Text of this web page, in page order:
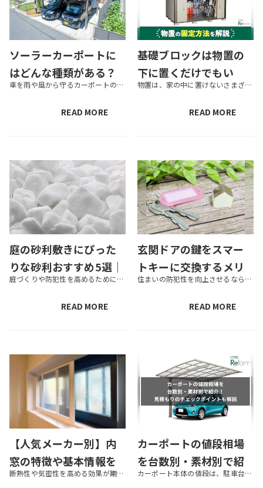
ソーラーカーポートに
はどんな種類がある？
主なメーカーや比較ポ
イントを解説
車を雨や風から守るカーポートの屋根に太陽光パネルを設置して、電力を生み出す設備がソーラーカーポートです。自宅の電気代の削減や余剰電力の売電収入などメリットも多く、注目を集めています。そんなソーラーカーポートには、どのよう...
READ MORE
基礎ブロックは物置の
下に置くだけでもい
い？物置の固定方法を物置は、家の中に置けないさまざまなものを保管するために便利です。物置を設置する際に基礎ブロックが必要なことは知っていても、基礎ブロックを固定するための工事をすべきか迷っている方もいるかもしれません。物置を設置するにはただ...
READ MORE
庭の砂利敷きにぴった
りな砂利おすすめ5選｜
選び方やDIYのやり方も
庭づくりや防犯性を高めるために、庭や駐車場に砂利を敷く方は多くいます。しかし、砂利にはさまざまな種類があるので、どれを選べばいいか迷ってしまう方もいるでしょう。 本記事では、庭や駐車場におすすめの砂利をそれぞれ紹介します...
READ MORE
玄関ドアの鍵をスマー
トキーに交換するメリ
ット！主な種類や選び住まいの防犯性を向上させるなら、玄関ドアの鍵をスマートキーにするのがおすすめです。スマートキーは後付けが可能なので、DIYやリフォームによりスマートキーを導入する人も多くいます。 この記事では、スマートキーのメリットや選...
READ MORE
【人気メーカー別】内
窓の特徴や基本情報を
徹底比較！内窓の選び断熱性や気密性を高める効果が期待できる内窓の設置を検討している方も多いのではないでしょうか。しかし、内窓を販売しているメーカーはたくさんあります。そのため、「メーカーごとに内窓の特徴はある？」「内窓はどうやって選べばいい...
カーポートの値段相場
を台数別・素材別で紹
介！見積もりのチェッカーポート本体の値段は、駐車台数や屋根の素材、耐久性、デザイン性などによって変わってきます。また、工事費用は設置場所によって変わってきますので、見積もりが適正かどうかしっかりチェックしていくことが大切です。 この記事では...